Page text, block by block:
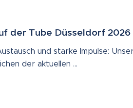
der Tube Düsseldorf 2026
und starke Impulse:
der aktuellen …